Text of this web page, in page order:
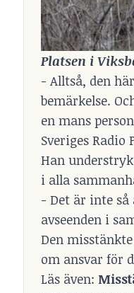
Platsen i
- Alltså, den
bemärkelse.
en mans
Sveriges Radio
Han
i alla
- Det är inte
avseenden i
Den
om ansvar för
Läs även: